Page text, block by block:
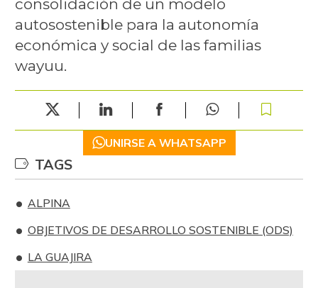
consolidación de un modelo
autosostenible para la autonomía
económica y social de las familias
wayuu.
UNIRSE A WHATSAPP
TAGS
ALPINA
OBJETIVOS DE DESARROLLO SOSTENIBLE (ODS)
LA GUAJIRA